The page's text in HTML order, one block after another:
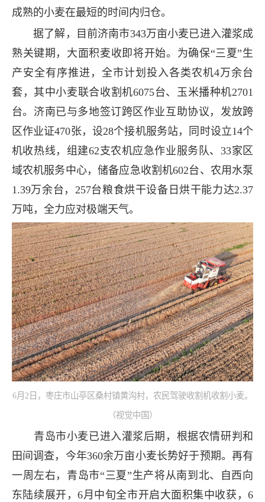
成熟的小麦在最短的时间内归仓。
据了解，目前济南市343万亩小麦已进入灌浆成
熟关键期，大面积麦收即将开始。为确保“三夏”生
产安全有序推进，全市计划投入各类农机4万余台
套，其中小麦联合收割机6075台、玉米播种机2701
台。济南已与多地签订跨区作业互助协议，发放跨
区作业证470张，设28个接机服务站，同时设立14个
机收热线，组建62支农机应急作业服务队、33家区
域农机服务中心，储备应急收割机602台、农用水泵
1.39万余台，257台粮食烘干设备日烘干能力达2.37
万吨，全力应对极端天气。
6月2日，枣庄市山亭区桑村镇黄沟村，农民驾驶收割机收割小麦。
（视觉中国）
青岛市小麦已进入灌浆后期，根据农情研判和
田间调查，今年360余万亩小麦长势好于预期。再有
一周左右，青岛市“三夏”生产将从南到北、自西向
东陆续展开，6月中旬全市开启大面积集中收获，6